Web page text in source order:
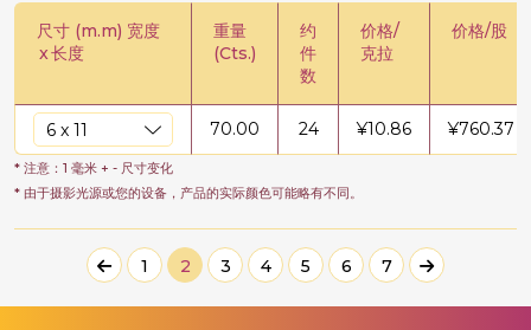
尺寸 (m.m) 宽度
x长度
重量
(Cts.)
约
件
数
价格/
克拉
价格/股
70.00 24 ¥10.86 ¥760.37
* 注意：1 毫米 + - 尺寸变化
* 由于摄影光源或您的设备，产品的实际颜色可能略有不同。
1 2 3 4 5 6 7